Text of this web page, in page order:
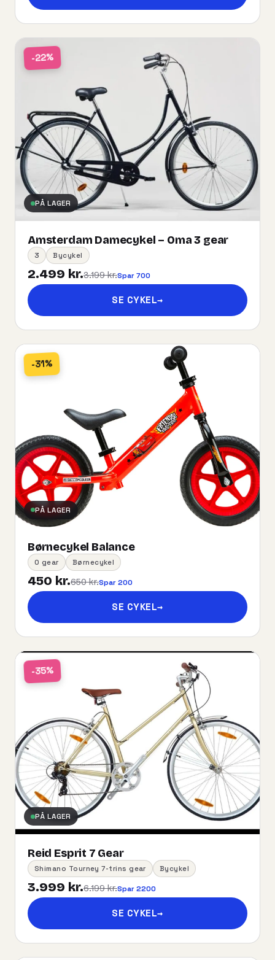
-22%
PÅ LAGER
Amsterdam Damecykel – Oma 3 gear
3 Bycykel
2.499 kr.3.199 kr.Spar 700
SE CYKEL→
-31%
PÅ LAGER
Børnecykel Balance
0 gear Børnecykel
450 kr.650 kr.Spar 200
SE CYKEL→
-35%
PÅ LAGER
Reid Esprit 7 Gear
Shimano Tourney 7-trins gear Bycykel
3.999 kr.6.199 kr.Spar 2200
SE CYKEL→